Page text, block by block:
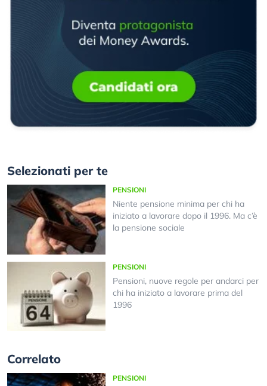
Selezionati per te
PENSIONI
Niente pensione minima per chi ha
iniziato a lavorare dopo il 1996. Ma c’è
la pensione sociale
PENSIONI
Pensioni, nuove regole per andarci per
chi ha iniziato a lavorare prima del
1996
Correlato
PENSIONI